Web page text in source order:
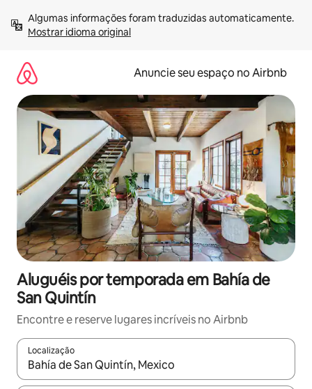
para
Mostrar idioma original
Anuncie seu espaço no Airbnb
Aluguéis por temporada em Bahía de
San Quintín
Encontre e reserve lugares incríveis no Airbnb
Localização
Quando os resultados estiverem disponíveis, explore-os